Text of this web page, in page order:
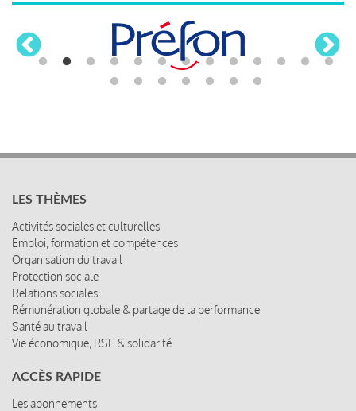
LES THÈMES
Activités sociales et culturelles
Emploi, formation et compétences
Organisation du travail
Protection sociale
Relations sociales
Rémunération globale & partage de la performance
Santé au travail
Vie économique, RSE & solidarité
ACCÈS RAPIDE
Les abonnements